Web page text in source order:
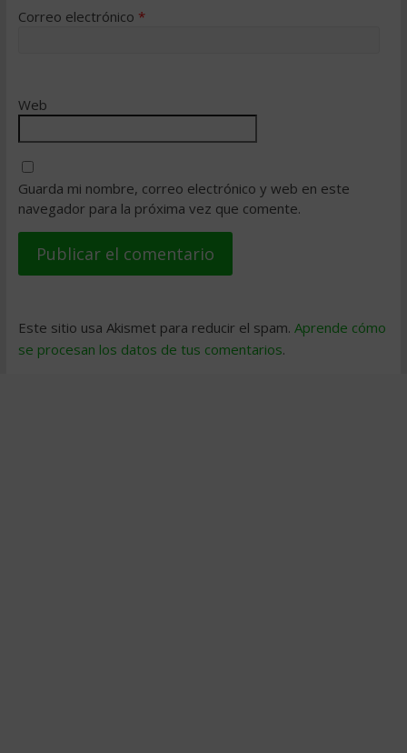
Correo electrónico *
Web
Guarda mi nombre, correo electrónico y web en este
navegador para la próxima vez que comente.
Este sitio usa Akismet para reducir el spam. Aprende cómo
se procesan los datos de tus comentarios.